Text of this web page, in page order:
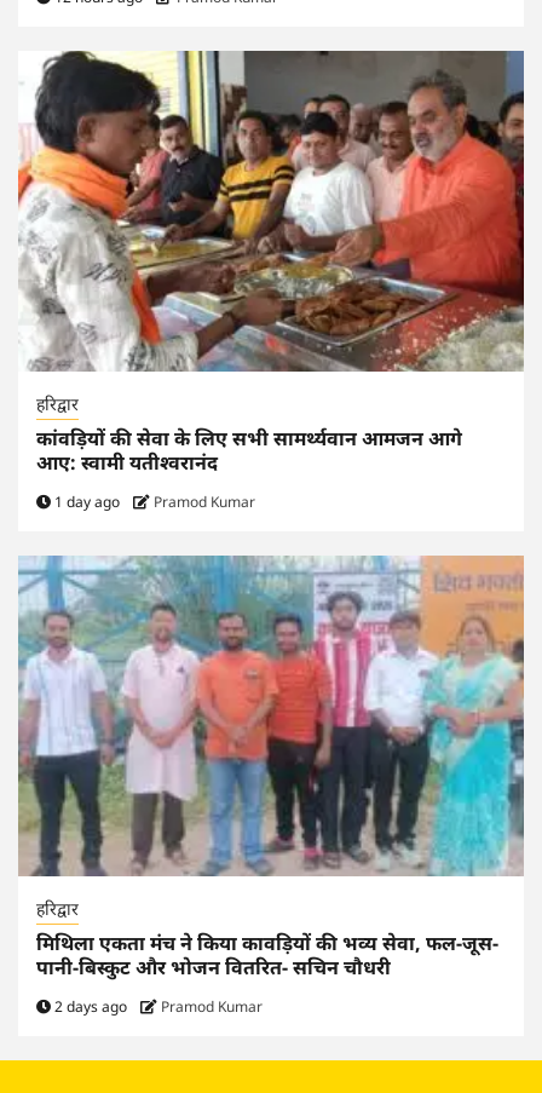
हरिद्वार
कांवड़ियों की सेवा के लिए सभी सामर्थ्यवान आमजन आगे
आए: स्वामी यतीश्वरानंद
1 day ago Pramod Kumar
हरिद्वार
मिथिला एकता मंच ने किया कावड़ियों की भव्य सेवा, फल-जूस-
पानी-बिस्कुट और भोजन वितरित- सचिन चौधरी
2 days ago Pramod Kumar